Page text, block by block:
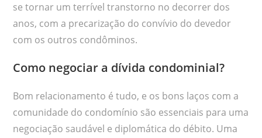
se tornar um terrível transtorno no decorrer dos
anos, com a precarização do convívio do devedor
com os outros condôminos.
Como negociar a dívida condominial?
Bom relacionamento é tudo, e os bons laços com a
comunidade do condomínio são essenciais para uma
negociação saudável e diplomática do débito. Uma